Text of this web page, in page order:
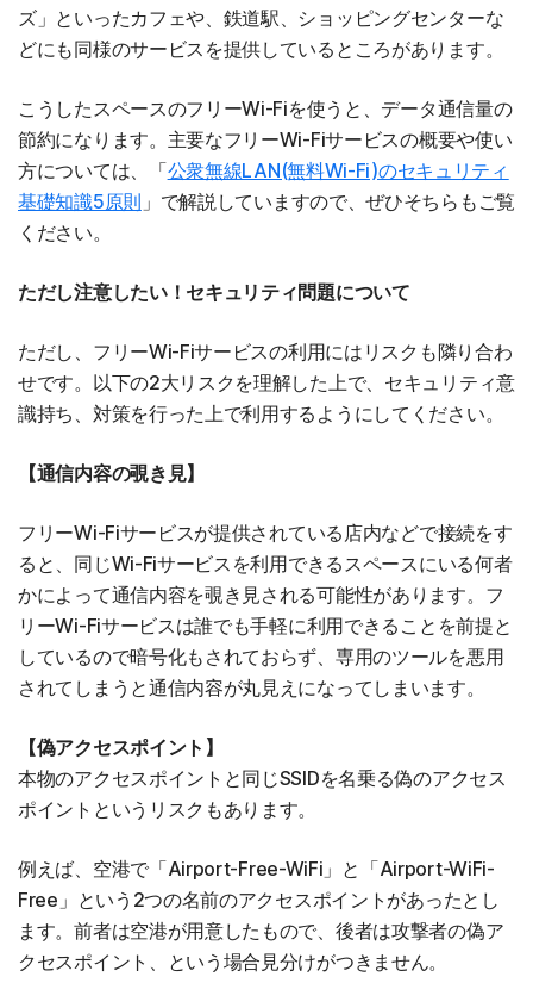
ズ」といったカフェや、鉄道駅、ショッピングセンターな
どにも同様のサービスを提供しているところがあります。
こうしたスペースのフリーWi-Fiを使うと、データ通信量の
節約になります。主要なフリーWi-Fiサービスの概要や使い
方については、「公衆無線LAN(無料Wi-Fi)のセキュリティ
基礎知識5原則 」で解説していますので、ぜひそちらもご覧
ください。
ただし注意したい！セキュリティ問題について
ただし、フリーWi-Fiサービスの利用にはリスクも隣り合わ
せです。以下の2大リスクを理解した上で、セキュリティ意
識持ち、対策を行った上で利用するようにしてください。
【通信内容の覗き見】
フリーWi-Fiサービスが提供されている店内などで接続をす
ると、同じWi-Fiサービスを利用できるスペースにいる何者
かによって通信内容を覗き見される可能性があります。フ
リーWi-Fiサービスは誰でも手軽に利用できることを前提と
しているので暗号化もされておらず、専用のツールを悪用
されてしまうと通信内容が丸見えになってしまいます。
【偽アクセスポイント】
本物のアクセスポイントと同じSSIDを名乗る偽のアクセス
ポイントというリスクもあります。
例えば、空港で「Airport-Free-WiFi」と「Airport-WiFi-
Free」という2つの名前のアクセスポイントがあったとし
ます。前者は空港が用意したもので、後者は攻撃者の偽ア
クセスポイント、という場合見分けがつきません。